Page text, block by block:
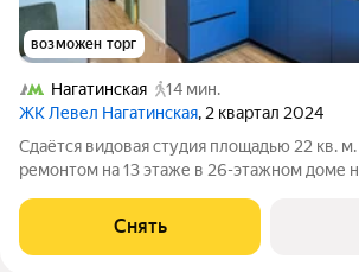
возможен торг
Нагатинская
14 мин.
ЖК Левел Нагатинская, 2 квартал 2024
Сдаётся видовая студия площадью 22 кв.
ремонтом на 13 этаже в 26-этажном доме
Холодильник
Снять